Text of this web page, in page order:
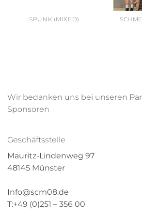
SPUNK (MIXED)
Wir bedanken uns bei unseren
Sponsoren
Geschäftsstelle
Mauritz-Lindenweg 97
48145 Münster
Info@scm08.de
T:+49 (0)251 – 356 00